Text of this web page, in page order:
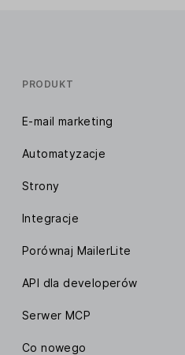
PRODUKT
E-mail marketing
Automatyzacje
Strony
Integracje
Porównaj MailerLite
API dla developerów
Serwer MCP
Co nowego